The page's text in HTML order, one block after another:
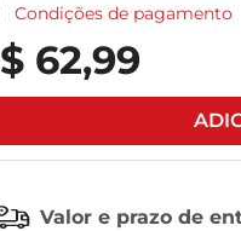
Condições de pagamento
62,99
Valor e prazo de